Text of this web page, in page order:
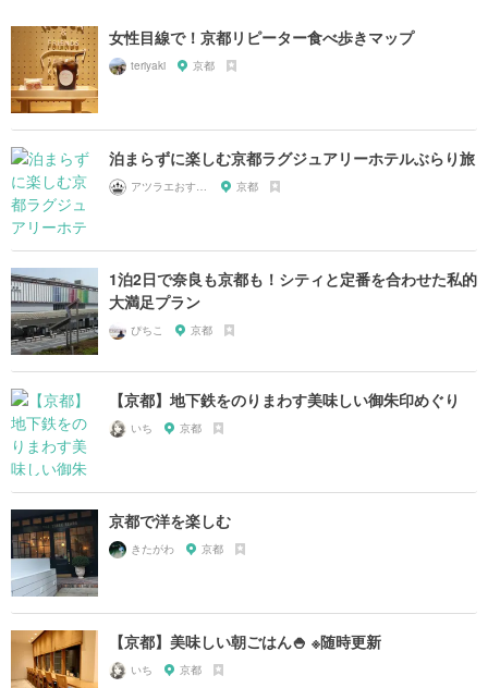
女性目線で！京都リピーター食べ歩きマップ
teriyaki 京都
泊まらずに楽しむ京都ラグジュアリーホテルぶらり旅
アツラエおすすめ旅プラン！ 京都
1泊2日で奈良も京都も！シティと定番を合わせた私的
大満足プラン
ぴちこ 京都
【京都】地下鉄をのりまわす美味しい御朱印めぐり
いち 京都
京都で洋を楽しむ
きたがわ 京都
【京都】美味しい朝ごはん🍚 ※随時更新
いち 京都